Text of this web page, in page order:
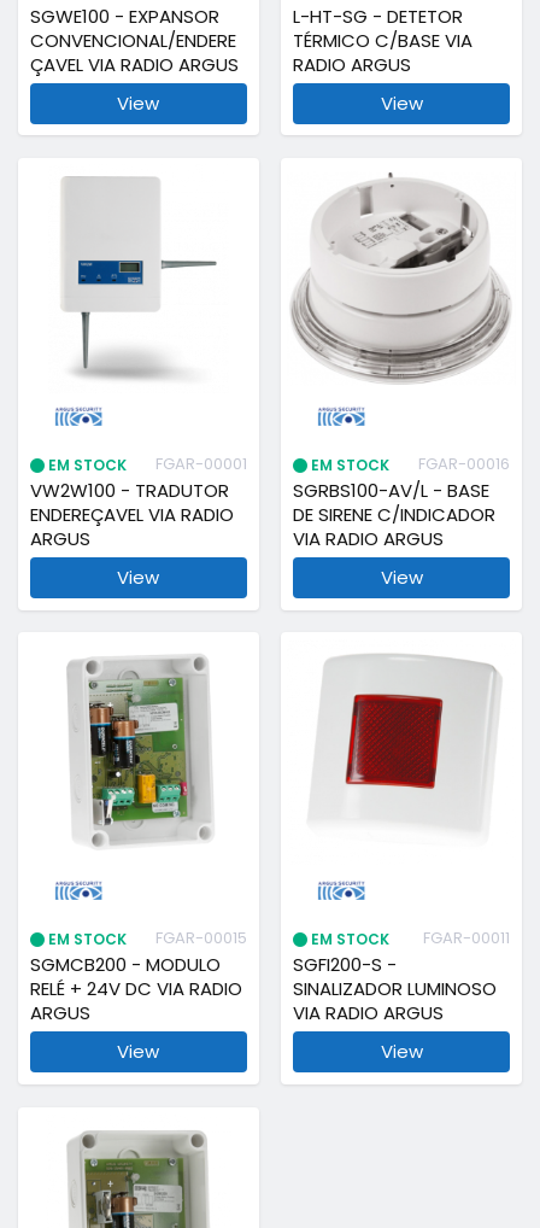
SGWE100 - EXPANSOR
CONVENCIONAL/ENDERE
ÇAVEL VIA RADIO ARGUS
View
L-HT-SG - DETETOR
TÉRMICO C/BASE VIA
RADIO ARGUS
View
EM STOCK FGAR-00001
VW2W100 - TRADUTOR
ENDEREÇAVEL VIA RADIO
ARGUS
View
EM STOCK FGAR-00016
SGRBS100-AV/L - BASE
DE SIRENE C/INDICADOR
VIA RADIO ARGUS
View
EM STOCK FGAR-00015
SGMCB200 - MODULO
RELÉ + 24V DC VIA RADIO
ARGUS
View
EM STOCK FGAR-00011
SGFI200-S -
SINALIZADOR LUMINOSO
VIA RADIO ARGUS
View